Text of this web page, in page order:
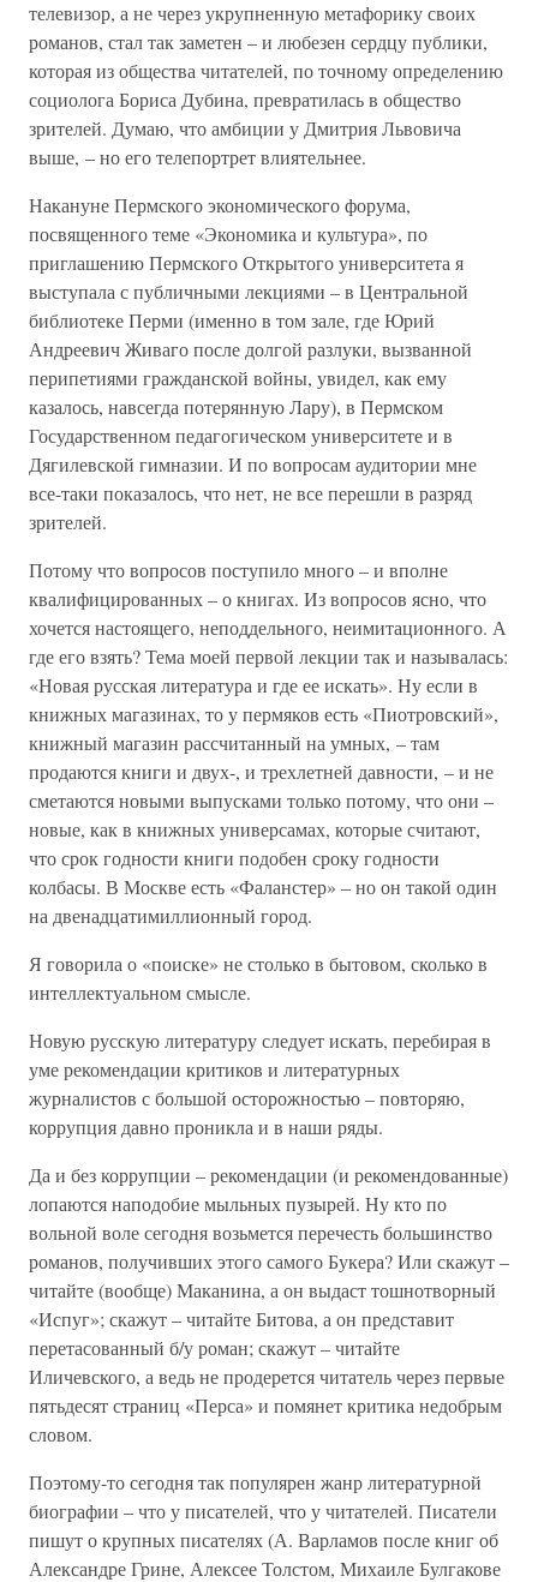
телевизор, а не через укрупненную метафорику своих
романов, стал так заметен – и любезен сердцу публики,
которая из общества читателей, по точному определению
социолога Бориса Дубина, превратилась в общество
зрителей. Думаю, что амбиции у Дмитрия Львовича
выше, – но его телепортрет влиятельнее.
Накануне Пермского экономического форума,
посвященного теме «Экономика и культура», по
приглашению Пермского Открытого университета я
выступала с публичными лекциями – в Центральной
библиотеке Перми (именно в том зале, где Юрий
Андреевич Живаго после долгой разлуки, вызванной
перипетиями гражданской войны, увидел, как ему
казалось, навсегда потерянную Лару), в Пермском
Государственном педагогическом университете и в
Дягилевской гимназии. И по вопросам аудитории мне
все-таки показалось, что нет, не все перешли в разряд
зрителей.
Потому что вопросов поступило много – и вполне
квалифицированных – о книгах. Из вопросов ясно, что
хочется настоящего, неподдельного, неимитационного. А
где его взять? Тема моей первой лекции так и называлась:
«Новая русская литература и где ее искать». Ну если в
книжных магазинах, то у пермяков есть «Пиотровский»,
книжный магазин рассчитанный на умных, – там
продаются книги и двух-, и трехлетней давности, – и не
сметаются новыми выпусками только потому, что они –
новые, как в книжных универсамах, которые считают,
что срок годности книги подобен сроку годности
колбасы. В Москве есть «Фаланстер» – но он такой один
на двенадцатимиллионный город.
Я говорила о «поиске» не столько в бытовом, сколько в
интеллектуальном смысле.
Новую русскую литературу следует искать, перебирая в
уме рекомендации критиков и литературных
журналистов с большой осторожностью – повторяю,
коррупция давно проникла и в наши ряды.
Да и без коррупции – рекомендации (и рекомендованные)
лопаются наподобие мыльных пузырей. Ну кто по
вольной воле сегодня возьмется перечесть большинство
романов, получивших этого самого Букера? Или скажут –
читайте (вообще) Маканина, а он выдаст тошнотворный
«Испуг»; скажут – читайте Битова, а он представит
перетасованный б/у роман; скажут – читайте
Иличевского, а ведь не продерется читатель через первые
пятьдесят страниц «Перса» и помянет критика недобрым
словом.
Поэтому-то сегодня так популярен жанр литературной
биографии – что у писателей, что у читателей. Писатели
пишут о крупных писателях (А. Варламов после книг об
Александре Грине, Алексее Толстом, Михаиле Булгакове